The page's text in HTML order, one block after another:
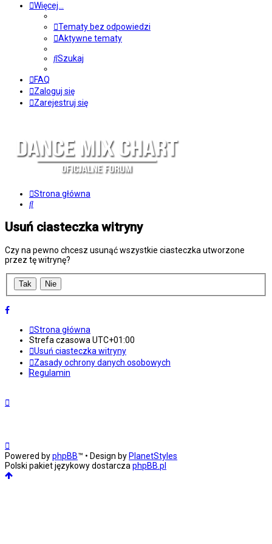
Więcej…
Tematy bez odpowiedzi
Aktywne tematy
Szukaj
FAQ
Zaloguj się
Zarejestruj się
Strona główna
Szukaj
Usuń ciasteczka witryny
Czy na pewno chcesz usunąć wszystkie ciasteczka utworzone
przez tę witrynę?
Strona główna
Strefa czasowaUTC+01:00
Usuń ciasteczka witryny
Zasady ochrony danych osobowych
Regulamin
Powered byphpBB™ • Design by PlanetStyles
Polski pakiet językowy dostarczaphpBB.pl